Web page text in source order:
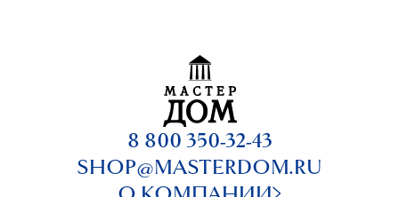
8 800 350-32-43
SHOP@MASTERDOM.RU